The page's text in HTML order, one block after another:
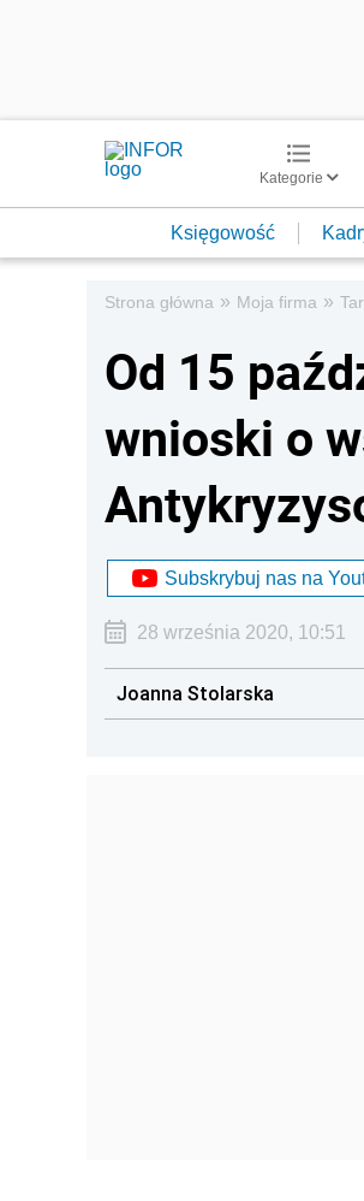
Kategorie
Księgowość
Strona główna » Moja firma »
Od 15
wnioski o
Subskrybuj nas na
28 września 2020, 10:51
Joanna Stolarska